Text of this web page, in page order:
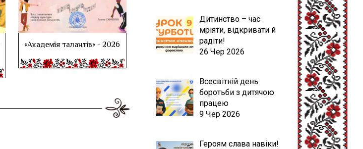
«Академія талантів» - 2026
Дитинство – час
мріяти, відкривати й
радіти!
26 Чер 2026
Всесвітній день
боротьби з дитячою
працею
9 Чер 2026
Героям слава навіки!